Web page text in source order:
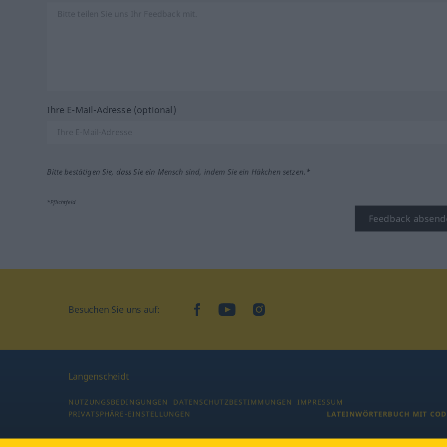
Ihre E-Mail-Adresse (optional)
Bitte bestätigen Sie, dass Sie ein Mensch sind, indem Sie ein Häkchen setzen.*
*Pflichtfeld
Feedback
Besuchen Sie uns auf: facebookYouTubeInstagram
Langenscheidt
NUTZUNGSBEDINGUNGEN DATENSCHUTZBESTIMMUNGEN
IMPRESSUM
PRIVATSPHÄRE-EINSTELLUNGEN
LATEINWÖRTERBUCH MIT